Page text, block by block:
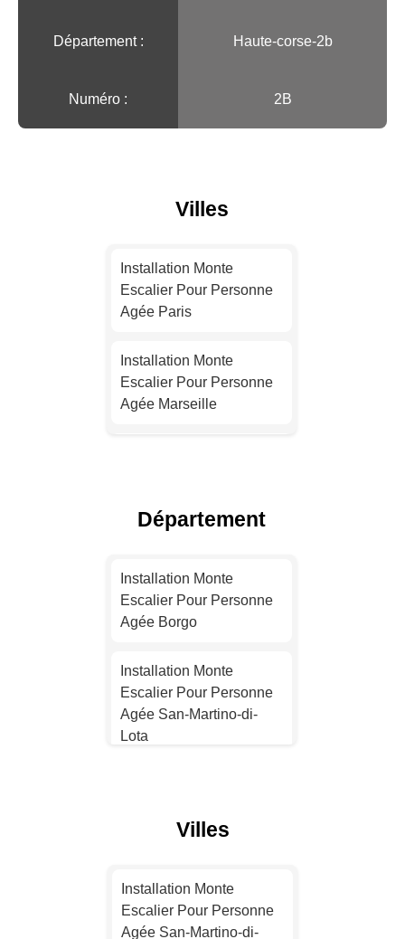
Département : Haute-corse-2b
Numéro : 2B
Villes
Installation Monte
Escalier Pour Personne
Agée Paris
Installation Monte
Escalier Pour Personne
Agée Marseille
Agée Toulouse
Agée Nice
Installation Monte
Installation Monte
Installation Monte
Escalier Pour Personne
Département
Installation Monte
Escalier Pour Personne
Agée Borgo
Installation Monte
Escalier Pour Personne
Agée San-Martino-di-
Lota
Agée San-Nicolao
Escalier Pour Personne
Agée Prunelli-di-
Villes
Installation Monte
Escalier Pour Personne
Agée San-Martino-di-